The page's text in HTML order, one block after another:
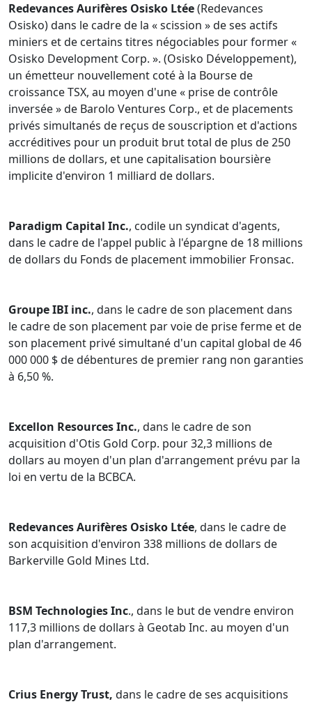
Redevances Aurifères Osisko Ltée(Redevances
Osisko) dans le cadre de la « scission » de ses actifs
miniers et de certains titres négociables pour former «
Osisko Development Corp. ». (Osisko Développement),
un émetteur nouvellement coté à la Bourse de
croissance TSX, au moyen d'une « prise de contrôle
inversée » de Barolo Ventures Corp., et de placements
privés simultanés de reçus de souscription et d'actions
accréditives pour un produit brut total de plus de 250
millions de dollars, et une capitalisation boursière
implicite d'environ 1 milliard de dollars.
Paradigm Capital Inc., codile un syndicat d'agents,
dans le cadre de l'appel public à l'épargne de 18 millions
de dollars du Fonds de placement immobilier Fronsac.
Groupe IBI inc., dans le cadre de son placement dans
le cadre de son placement par voie de prise ferme et de
son placement privé simultané d'un capital global de 46
000 000 $ de débentures de premier rang non garanties
à 6,50 %.
Excellon Resources Inc., dans le cadre de son
acquisition d'Otis Gold Corp. pour 32,3 millions de
dollars au moyen d'un plan d'arrangement prévu par la
loi en vertu de la BCBCA.
Redevances Aurifères Osisko Ltée, dans le cadre de
son acquisition d'environ 338 millions de dollars de
Barkerville Gold Mines Ltd.
BSM Technologies Inc., dans le but de vendre environ
117,3 millions de dollars à Geotab Inc. au moyen d'un
plan d'arrangement.
Crius Energy Trust, dans le cadre de ses acquisitions